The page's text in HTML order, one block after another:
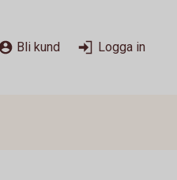
Bli kund Logga in